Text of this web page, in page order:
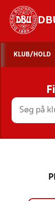
KLUB/HOLD